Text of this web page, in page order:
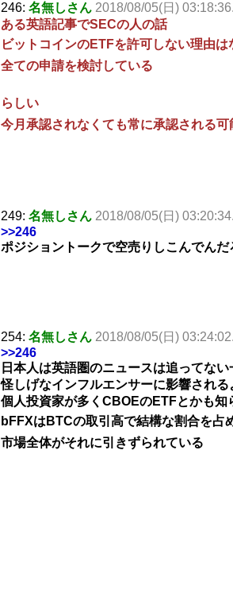
246: 名無しさん 2018/08/05(日)
ある英語記事でSECの人の話
ビットコインのETFを許可しない理由は
全ての申請を検討している
らしい
今月承認されなくても常に承認される
249: 名無しさん 2018/08/05(日)
>>246
ポジショントークで空売りしこんでん
254: 名無しさん 2018/08/05(日)
>>246
日本人は英語圏のニュースは追ってない
怪しげなインフルエンサーに影響される
個人投資家が多くCBOEのETFとかも知
bFFXはBTCの取引高で結構な割合を占
市場全体がそれに引きずられている